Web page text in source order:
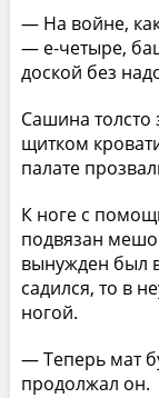
— На войне,
— е-четыре,
доской без
Сашина толсто
щитком
палате
К ноге с
подвязан
вынужден был
садился, то в
ногой.
— Теперь мат
продолжал он.